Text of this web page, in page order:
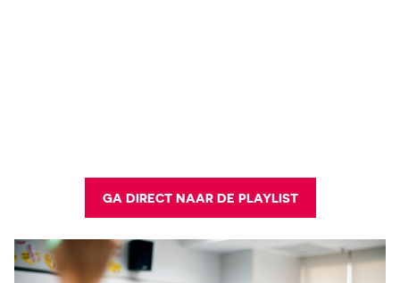
GA DIRECT NAAR DE PLAYLIST